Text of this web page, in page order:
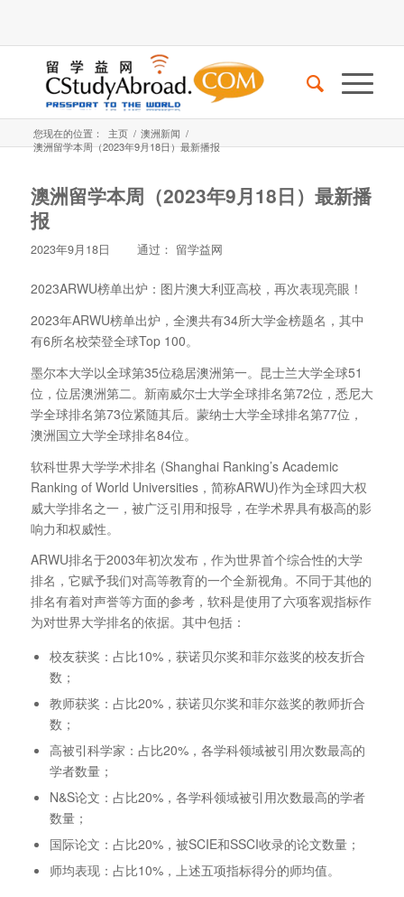
您现在的位置： 主页 / 澳洲新闻 /
澳洲留学本周（2023年9月18日）最新播报
澳洲留学本周（2023年9月18日）最新播
报
2023年9月18日 通过： 留学益网
2023ARWU榜单出炉：图片澳大利亚高校，再次表现亮眼！
2023年ARWU榜单出炉，全澳共有34所大学金榜题名，其中
有6所名校荣登全球Top 100。
墨尔本大学以全球第35位稳居澳洲第一。昆士兰大学全球51
位，位居澳洲第二。新南威尔士大学全球排名第72位，悉尼大
学全球排名第73位紧随其后。蒙纳士大学全球排名第77位，
澳洲国立大学全球排名84位。
软科世界大学学术排名 (Shanghai Ranking’s Academic
Ranking of World Universities，简称ARWU)作为全球四大权
威大学排名之一，被广泛引用和报导，在学术界具有极高的影
响力和权威性。
ARWU排名于2003年初次发布，作为世界首个综合性的大学
排名，它赋予我们对高等教育的一个全新视角。不同于其他的
排名有着对声誉等方面的参考，软科是使用了六项客观指标作
为对世界大学排名的依据。其中包括：
校友获奖：占比10%，获诺贝尔奖和菲尔兹奖的校友折合
数；
教师获奖：占比20%，获诺贝尔奖和菲尔兹奖的教师折合
数；
高被引科学家：占比20%，各学科领域被引用次数最高的
学者数量；
N&S论文：占比20%，各学科领域被引用次数最高的学者
数量；
国际论文：占比20%，被SCIE和SSCI收录的论文数量；
师均表现：占比10%，上述五项指标得分的师均值。